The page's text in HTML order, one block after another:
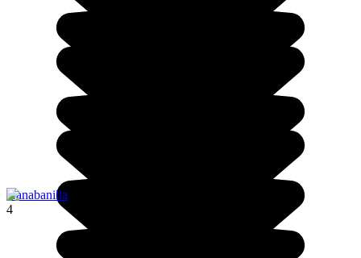
Hanabanilla
4